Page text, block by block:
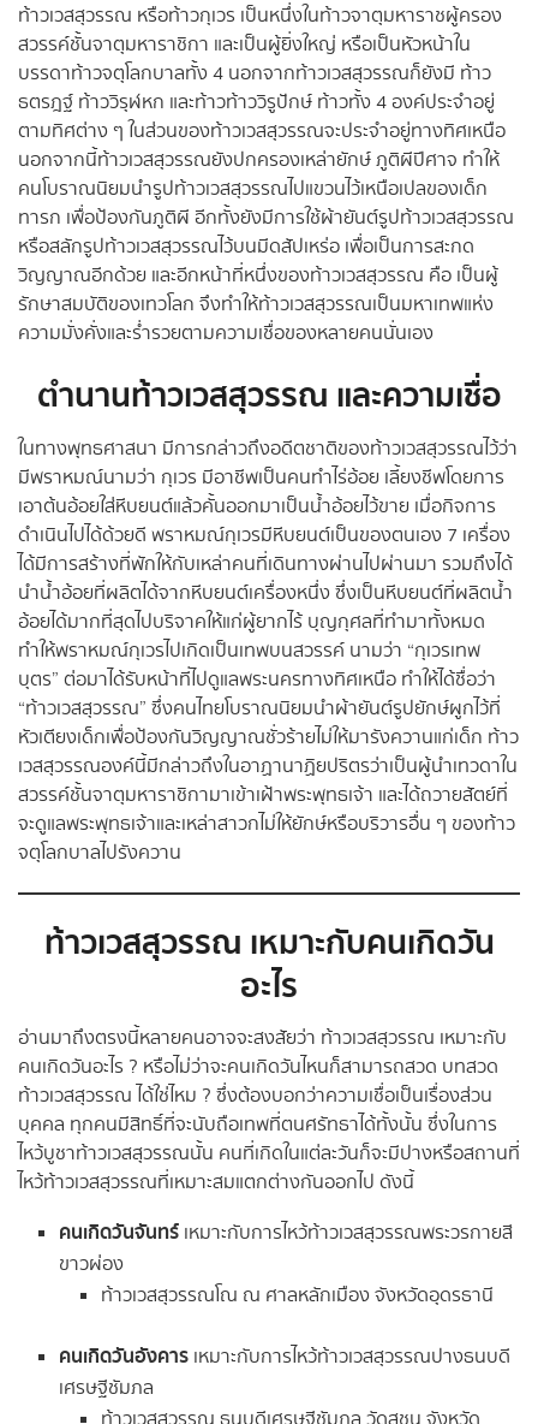
ท้าวเวสสุวรรณ หรือท้าวกุเวร เป็นหนึ่งในท้าวจาตุมหาราชผู้ครอง
สวรรค์ชั้นจาตุมหาราชิกา และเป็นผู้ยิ่งใหญ่ หรือเป็นหัวหน้าใน
บรรดาท้าวจตุโลกบาลทั้ง 4 นอกจากท้าวเวสสุวรรณก็ยังมี ท้าว
ธตรฎฐ์ ท้าววิรุฬหก และท้าวท้าววิรูปักษ์ ท้าวทั้ง 4 องค์ประจำอยู่
ตามทิศต่าง ๆ ในส่วนของท้าวเวสสุวรรณจะประจำอยู่ทางทิศเหนือ
นอกจากนี้ท้าวเวสสุวรรณยังปกครองเหล่ายักษ์ ภูติผีปีศาจ ทำให้
คนโบราณนิยมนำรูปท้าวเวสสุวรรณไปแขวนไว้เหนือเปลของเด็ก
ทารก เพื่อป้องกันภูติผี อีกทั้งยังมีการใช้ผ้ายันต์รูปท้าวเวสสุวรรณ
หรือสลักรูปท้าวเวสสุวรรณไว้บนมีดสัปเหร่อ เพื่อเป็นการสะกด
วิญญาณอีกด้วย และอีกหน้าที่หนึ่งของท้าวเวสสุวรรณ คือ เป็นผู้
รักษาสมบัติของเทวโลก จึงทำให้ท้าวเวสสุวรรณเป็นมหาเทพแห่ง
ความมั่งคั่งและร่ำรวยตามความเชื่อของหลายคนนั่นเอง
ตำนานท้าวเวสสุวรรณ และความเชื่อ
ในทางพุทธศาสนา มีการกล่าวถึงอดีตชาติของท้าวเวสสุวรรณไว้ว่า
มีพราหมณ์นามว่า กุเวร มีอาชีพเป็นคนทำไร่อ้อย เลี้ยงชีพโดยการ
เอาต้นอ้อยใส่หีบยนต์แล้วคั้นออกมาเป็นน้ำอ้อยไว้ขาย เมื่อกิจการ
ดำเนินไปได้ด้วยดี พราหมณ์กุเวรมีหีบยนต์เป็นของตนเอง 7 เครื่อง
ได้มีการสร้างที่พักให้กับเหล่าคนที่เดินทางผ่านไปผ่านมา รวมถึงได้
นำน้ำอ้อยที่ผลิตได้จากหีบยนต์เครื่องหนึ่ง ซึ่งเป็นหีบยนต์ที่ผลิตน้ำ
อ้อยได้มากที่สุดไปบริจาคให้แก่ผู้ยากไร้ บุญกุศลที่ทำมาทั้งหมด
ทำให้พราหมณ์กุเวรไปเกิดเป็นเทพบนสวรรค์ นามว่า “กุเวรเทพ
บุตร” ต่อมาได้รับหน้าที่ไปดูแลพระนครทางทิศเหนือ ทำให้ได้ชื่อว่า
“ท้าวเวสสุวรรณ” ซึ่งคนไทยโบราณนิยมนำผ้ายันต์รูปยักษ์ผูกไว้ที่
หัวเตียงเด็กเพื่อป้องกันวิญญาณชั่วร้ายไม่ให้มารังควานแก่เด็ก ท้าว
เวสสุวรรณองค์นี้มีกล่าวถึงในอาฏานาฏิยปริตรว่าเป็นผู้นำเทวดาใน
สวรรค์ชั้นจาตุมหาราชิกามาเข้าเฝ้าพระพุทธเจ้า และได้ถวายสัตย์ที่
จะดูแลพระพุทธเจ้าและเหล่าสาวกไม่ให้ยักษ์หรือบริวารอื่น ๆ ของท้าว
จตุโลกบาลไปรังควาน
ท้าวเวสสุวรรณ เหมาะกับคนเกิดวัน
อะไร
อ่านมาถึงตรงนี้หลายคนอาจจะสงสัยว่า ท้าวเวสสุวรรณ เหมาะกับ
คนเกิดวันอะไร ? หรือไม่ว่าจะคนเกิดวันไหนก็สามารถสวด บทสวด
ท้าวเวสสุวรรณ ได้ใช่ไหม ? ซึ่งต้องบอกว่าความเชื่อเป็นเรื่องส่วน
บุคคล ทุกคนมีสิทธิ์ที่จะนับถือเทพที่ตนศรัทธาได้ทั้งนั้น ซึ่งในการ
ไหว้บูชาท้าวเวสสุวรรณนั้น คนที่เกิดในแต่ละวันก็จะมีปางหรือสถานที่
ไหว้ท้าวเวสสุวรรณที่เหมาะสมแตกต่างกันออกไป ดังนี้
คนเกิดวันจันทร์ เหมาะกับการไหว้ท้าวเวสสุวรรณพระวรกายสี
ขาวผ่อง
ท้าวเวสสุวรรณโณ ณ ศาลหลักเมือง จังหวัดอุดรธานี
คนเกิดวันอังคาร เหมาะกับการไหว้ท้าวเวสสุวรรณปางธนบดี
เศรษฐีชัมภล